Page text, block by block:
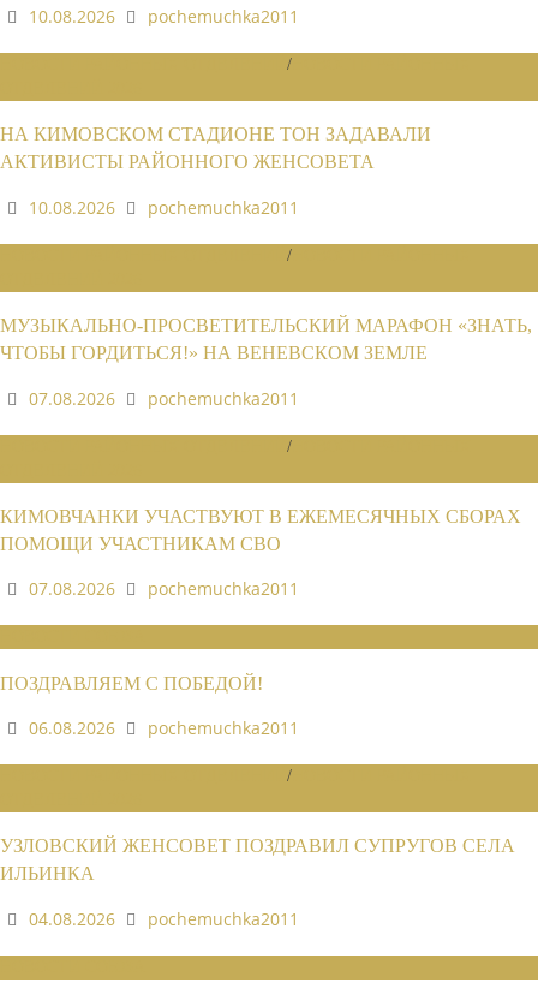
10.08.2026
pochemuchka2011
/
НА КИМОВСКОМ СТАДИОНЕ ТОН ЗАДАВАЛИ
АКТИВИСТЫ РАЙОННОГО ЖЕНСОВЕТА
10.08.2026
pochemuchka2011
/
МУЗЫКАЛЬНО-ПРОСВЕТИТЕЛЬСКИЙ МАРАФОН «ЗНАТЬ,
ЧТОБЫ ГОРДИТЬСЯ!» НА ВЕНЕВСКОМ ЗЕМЛЕ
07.08.2026
pochemuchka2011
/
КИМОВЧАНКИ УЧАСТВУЮТ В ЕЖЕМЕСЯЧНЫХ СБОРАХ
ПОМОЩИ УЧАСТНИКАМ СВО
07.08.2026
pochemuchka2011
ПОЗДРАВЛЯЕМ С ПОБЕДОЙ!
06.08.2026
pochemuchka2011
/
УЗЛОВСКИЙ ЖЕНСОВЕТ ПОЗДРАВИЛ СУПРУГОВ СЕЛА
ИЛЬИНКА
04.08.2026
pochemuchka2011